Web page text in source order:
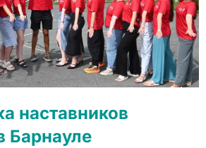
наставников
Барнауле